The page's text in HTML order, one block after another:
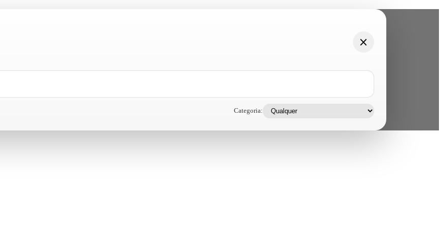
Categoria: